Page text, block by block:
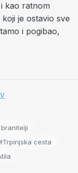
kao ratnom
je ostavio sve
i pogibao,
cesta